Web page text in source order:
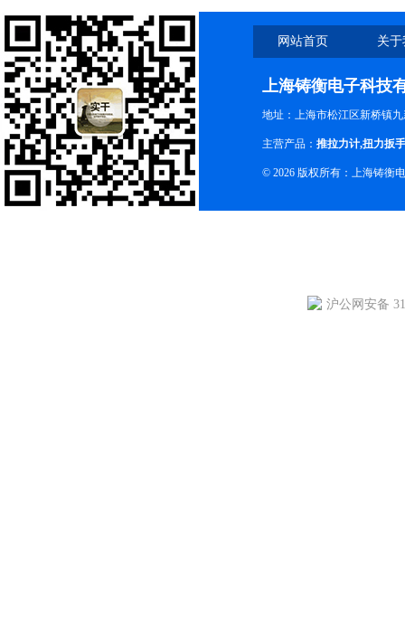
网站首页 关
上海铸衡电子科技
地址：上海市松江区新桥镇
主营产品： 推拉力计,扭力扳手
© 2026 版权所有：上海铸衡
沪公网安备